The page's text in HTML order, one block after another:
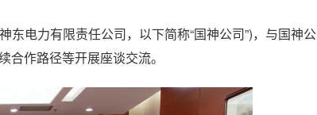
电力有限责任公司，以下简称“国神公司”)，与国神公
合作路径等开展座谈交流。